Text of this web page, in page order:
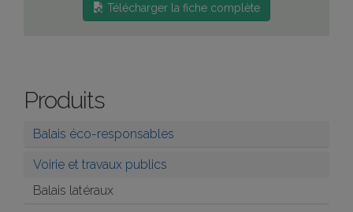
Télécharger la fiche complète
Produits
Balais éco-responsables
Voirie et travaux publics
Balais latéraux